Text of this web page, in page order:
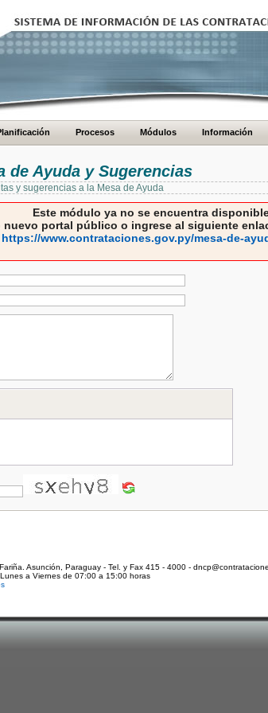
Procesos Módulos Información
de Ayuda y Sugerencias
y sugerencias a la Mesa de Ayuda
Este módulo ya no se encuentra
nuevo portal público o ingrese al siguiente
https://www.contrataciones.gov.py/mesa-de-
Asunción, Paraguay - Tel. y Fax 415 - 4000 -
a Viernes de 07:00 a 15:00 horas